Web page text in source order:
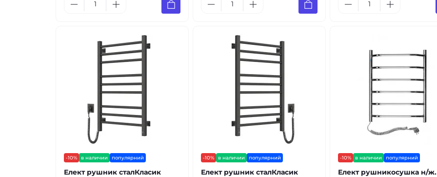
-10% в наличии популярний
Елект рушник сталКласик
-10% в наличии популярний
Елект рушник сталКласик
-10% в наличии популярний
Елект рушникосушка н/ж.